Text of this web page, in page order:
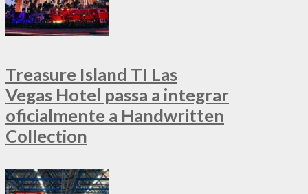
Treasure Island TI Las
Vegas Hotel passa a integrar
oficialmente a Handwritten
Collection